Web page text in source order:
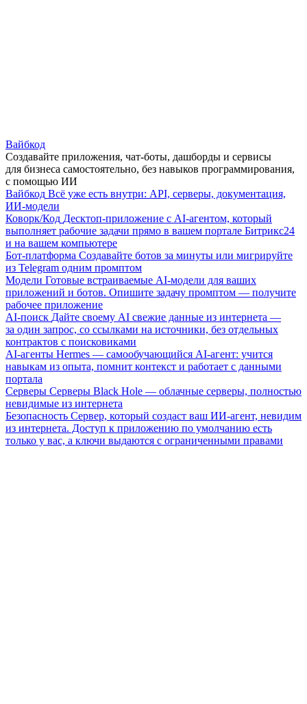
Вайбкод
Создавайте приложения, чат-боты, дашборды и сервисы
для бизнеса самостоятельно, без навыков программирования,
с помощью ИИ
Вайбкод Всё уже есть внутри: API, серверы, документация,
ИИ-модели
Коворк/Код Десктоп-приложение с AI-агентом, который
выполняет рабочие задачи прямо в вашем портале Битрикс24
и на вашем компьютере
Бот-платформа Создавайте ботов за минуты или мигрируйте
из Telegram одним промптом
Модели Готовые встраиваемые AI-модели для ваших
приложений и ботов. Опишите задачу промптом — получите
рабочее приложение
AI-поиск Дайте своему AI свежие данные из интернета —
за один запрос, со ссылками на источники, без отдельных
контрактов с поисковиками
AI-агенты Hermes — самообучающийся AI-агент: учится
навыкам из опыта, помнит контекст и работает с данными
портала
Серверы Серверы Black Hole — облачные серверы, полностью
невидимые из интернета
Безопасность Сервер, который создаст ваш ИИ-агент, невидим
из интернета. Доступ к приложению по умолчанию есть
только у вас, а ключи выдаются с ограниченными правами